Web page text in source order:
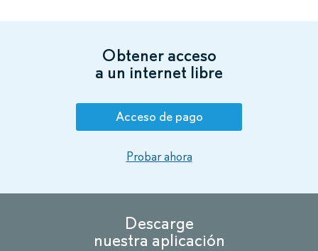
Obtener acceso
a un internet libre
Acceso de pago
Probar ahora
Descarge
nuestra aplicación